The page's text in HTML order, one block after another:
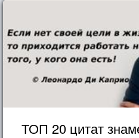
ТОП 20 цитат